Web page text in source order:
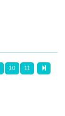
10 11